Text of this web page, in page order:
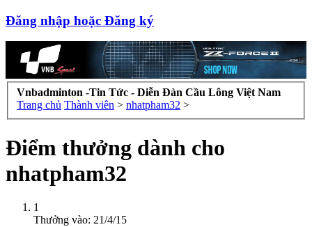
Đăng nhập hoặc Đăng ký
Vnbadminton -Tin Tức - Diễn Đàn Cầu Lông Việt Nam
Trang chủ Thành viên > nhatpham32 >
Điểm thưởng dành cho
nhatpham32
1
Thưởng vào: 21/4/15